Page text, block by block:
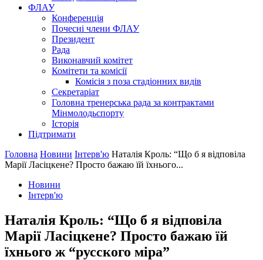
ФЛАУ
Конференція
Почесні члени ФЛАУ
Президент
Рада
Виконавчий комітет
Комітети та комісії
Комісія з поза стадіонних видів
Секретаріат
Головна тренерська рада за контрактами
Мінмолодьспорту
Історія
Підтримати
Головна Новини Інтерв'ю Наталія Кроль: “Що б я відповіла
Марії Ласіцкене? Просто бажаю їй їхнього...
Новини
Інтерв'ю
Наталія Кроль: “Що б я відповіла
Марії Ласіцкене? Просто бажаю їй
їхнього ж “русского міра”